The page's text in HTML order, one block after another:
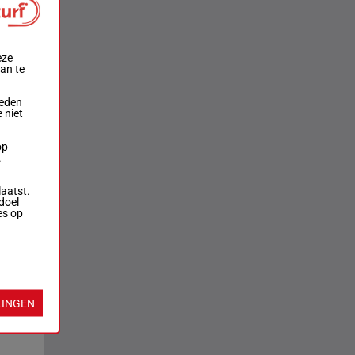
te
niet
op